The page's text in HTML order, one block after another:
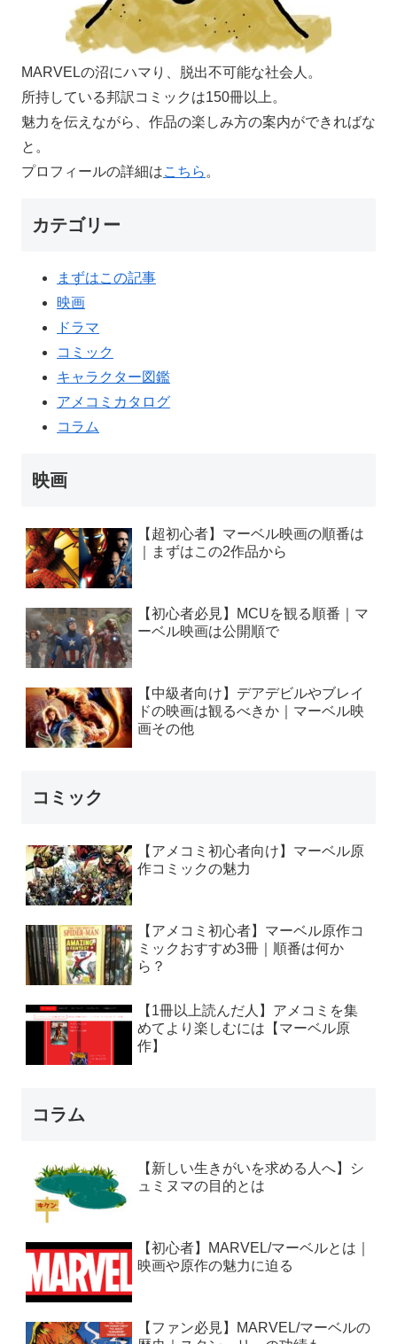
MARVELの沼にハマり、脱出不可能な社会人。
所持している邦訳コミックは150冊以上。
魅力を伝えながら、作品の楽しみ方の案内ができればな
と。
プロフィールの詳細はこちら。
カテゴリー
まずはこの記事
映画
ドラマ
コミック
キャラクター図鑑
アメコミカタログ
コラム
映画
【超初心者】マーベル映画の順番は
｜まずはこの2作品から
【初心者必見】MCUを観る順番｜マ
ーベル映画は公開順で
【中級者向け】デアデビルやブレイ
ドの映画は観るべきか｜マーベル映
画その他
コミック
【アメコミ初心者向け】マーベル原
作コミックの魅力
【アメコミ初心者】マーベル原作コ
ミックおすすめ3冊｜順番は何か
ら？
【1冊以上読んだ人】アメコミを集
めてより楽しむには【マーベル原
作】
コラム
【新しい生きがいを求める人へ】シ
ュミヌマの目的とは
【初心者】MARVEL/マーベルとは｜
映画や原作の魅力に迫る
【ファン必見】MARVEL/マーベルの